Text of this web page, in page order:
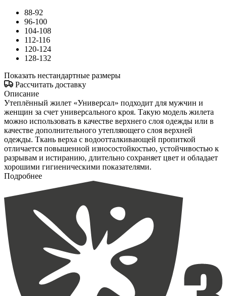
88-92
96-100
104-108
112-116
120-124
128-132
Показать нестандартные размеры
Рассчитать доставку
Описание
Утеплённый жилет «Универсал» подходит для мужчин и
женщин за счет универсального кроя. Такую модель жилета
можно использовать в качестве верхнего слоя одежды или в
качестве дополнительного утепляющего слоя верхней
одежды. Ткань верха с водоотталкивающей пропиткой
отличается повышенной износостойкостью, устойчивостью к
разрывам и истиранию, длительно сохраняет цвет и обладает
хорошими гигиеническими показателями.
Подробнее